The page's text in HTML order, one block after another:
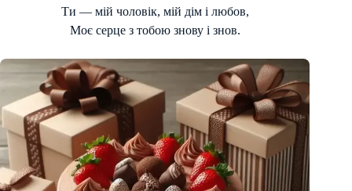
Ти — мій чоловік, мій дім і любов,
Моє серце з тобою знову і знов.